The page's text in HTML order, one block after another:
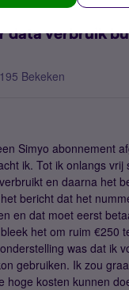
data verbruik
Bekeken
Simyo abonnement
ik. Tot ik onlangs
en daarna het
bericht dat het
en dat moet eerst
het om ruim €250
was dat ik
gebruiken. Ik zou
hoge kosten kunnen